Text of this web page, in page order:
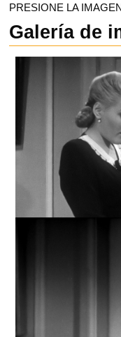
PRESIONE LA
Galería de
LA MUJER QUE